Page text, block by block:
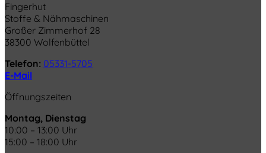
Fingerhut
Stoffe & Nähmaschinen
Großer Zimmerhof 28
38300 Wolfenbüttel
Telefon: 05331-5705
E-Mail
Öffnungszeiten
Montag, Dienstag
10:00 – 13:00 Uhr
15:00 – 18:00 Uhr